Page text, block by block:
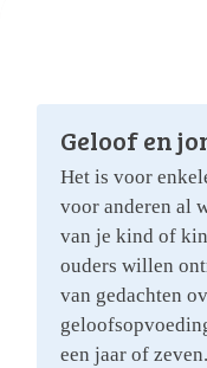
Geloof en
Het is voor
voor anderen al
van je kind of
ouders willen
van gedachten
een jaar of zeven.